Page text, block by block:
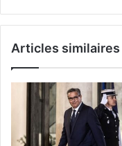
Articles similaires